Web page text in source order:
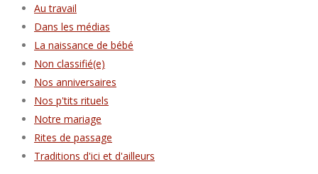
Au travail
Dans les médias
La naissance de bébé
Non classifié(e)
Nos anniversaires
Nos p'tits rituels
Notre mariage
Rites de passage
Traditions d'ici et d'ailleurs